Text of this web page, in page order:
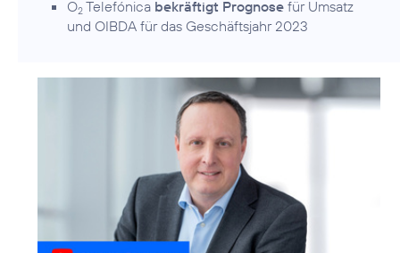
O2 Telefónica bekräftigt Prognose für Umsatz
und OIBDA für das Geschäftsjahr 2023